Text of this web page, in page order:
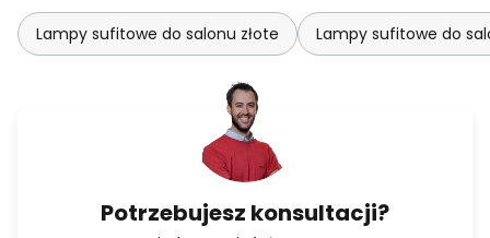
Lampy sufitowe do salonu złote Lampy sufitowe do
Potrzebujesz konsultacji?